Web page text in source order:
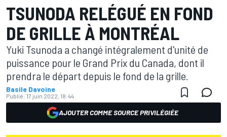
TSUNODA RELÉGUÉ EN FOND
DE GRILLE À MONTRÉAL
Yuki Tsunoda a changé intégralement d'unité de
puissance pour le Grand Prix du Canada, dont il
prendra le départ depuis le fond de la grille.
Basile Davoine
Publié: 17 juin 2022, 18:44
AJOUTER COMME SOURCE PRIVILÉGIÉE